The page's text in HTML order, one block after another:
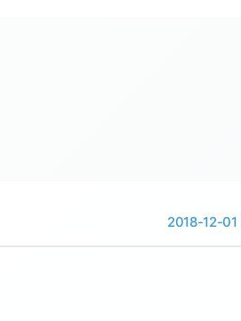
2018-12-